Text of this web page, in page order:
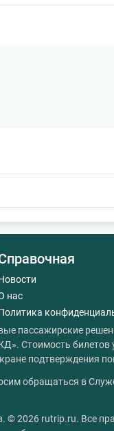
нас
пассажирские
Стоимость билетов
подтверждения
обращаться в
© 2026 rutrip.ru. Все